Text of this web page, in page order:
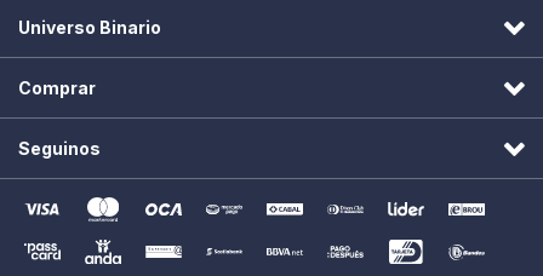
Universo Binario
Comprar
Seguinos